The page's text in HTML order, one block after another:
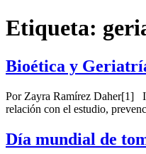
Etiqueta:
Bioética y
Por Zayra Ramírez Daher[1]
relación con el estudio,
Día mundial de